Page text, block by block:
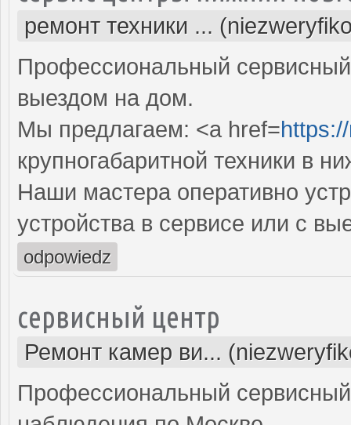
ремонт техники ...
Профессиональный
выездом на дом.
Мы предлагаем: <a href=
крупногабаритной техники в
Наши мастера оперативно
устройства в сервисе или с
odpowiedz
сервисный центр
Ремонт камер ви...
Профессиональный